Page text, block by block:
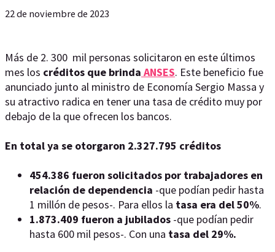
22 de noviembre de 2023
Más de 2. 300 mil personas solicitaron en este últimos
mes los créditos que brinda ANSES. Este beneficio fue
anunciado junto al ministro de Economía Sergio Massa y
su atractivo radica en tener una tasa de crédito muy por
debajo de la que ofrecen los bancos.
En total ya se otorgaron 2.327.795 créditos
454.386 fueron solicitados por trabajadores en
relación de dependencia -que podían pedir hasta
1 millón de pesos-. Para ellos la tasa era del 50%.
1.873.409 fueron a jubilados -que podían pedir
hasta 600 mil pesos-. Con una tasa del 29%.